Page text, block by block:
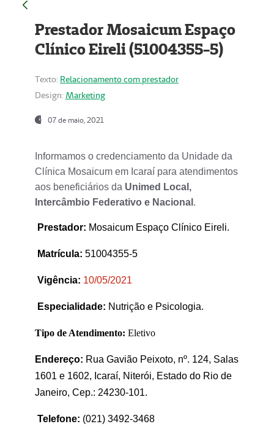
Prestador Mosaicum Espaço
Clínico Eireli (51004355-5)
Texto: Relacionamento com prestador
Design: Marketing
07 de maio, 2021
Informamos o credenciamento da Unidade da
Clínica Mosaicum em Icaraí para atendimentos
aos beneficiários da Unimed Local,
Intercâmbio Federativo e Nacional .
Prestador: Mosaicum Espaço Clínico Eireli.
Matrícula: 51004355-5
Vigência: 10/05/2021
Especialidade: Nutrição e Psicologia.
Tipo de Atendimento: Eletivo
Endereço: Rua Gavião Peixoto, nº. 124, Salas
1601 e 1602, Icaraí, Niterói, Estado do Rio de
Janeiro, Cep.: 24230-101.
Telefone: (021) 3492-3468